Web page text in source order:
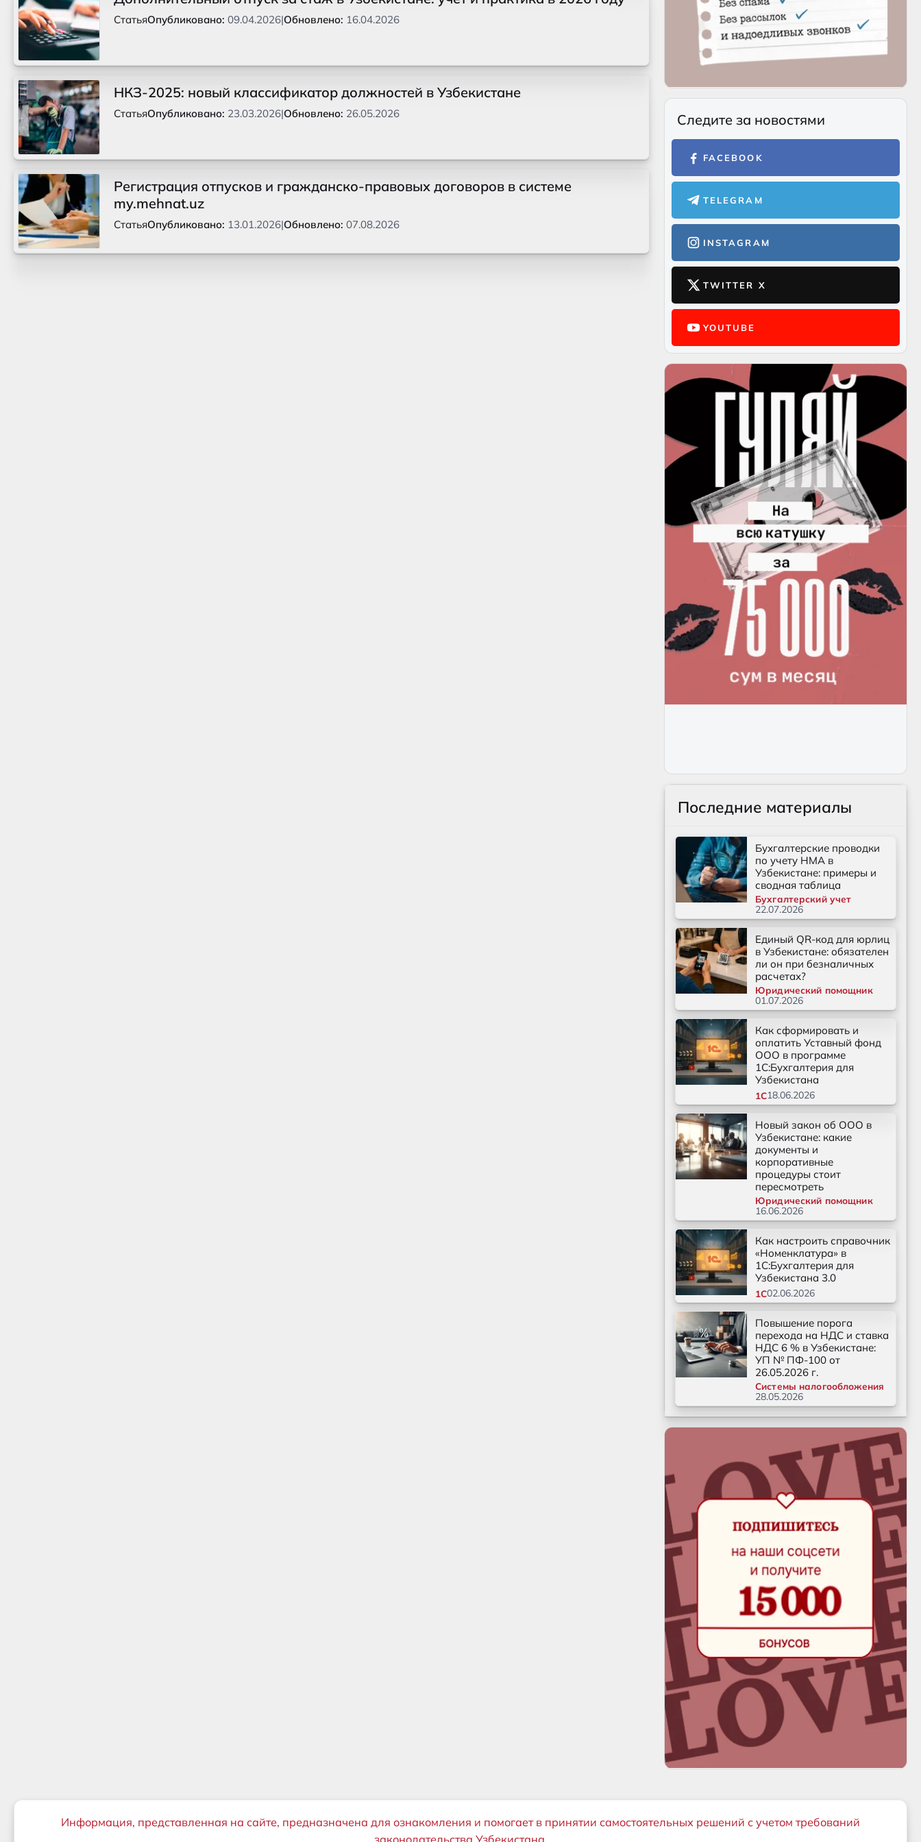
СтатьяОпубликовано: 09.04.2026|Обновлено: 16.04.2026
НКЗ-2025: новый классификатор должностей в Узбекистане
СтатьяОпубликовано: 23.03.2026|Обновлено: 26.05.2026
Регистрация отпусков и гражданско-правовых договоров в системе
my.mehnat.uz
СтатьяОпубликовано: 13.01.2026|Обновлено: 07.08.2026
Следите за новостями
FACEBOOK
TELEGRAM
INSTAGRAM
TWITTER X
YOUTUBE
Последние материалы
Бухгалтерские проводки
по учету НМА в
Узбекистане: примеры и
сводная таблица
Бухгалтерский учет
22.07.2026
Единый QR-код для юрлиц
в Узбекистане: обязателен
ли он при безналичных
расчетах?
Юридический помощник
01.07.2026
Как сформировать и
оплатить Уставный фонд
ООО в программе
1С:Бухгалтерия для
Узбекистана
1С18.06.2026
Новый закон об ООО в
Узбекистане: какие
документы и
корпоративные
процедуры стоит
пересмотреть
Юридический помощник
16.06.2026
Как настроить справочник
«Номенклатура» в
1С:Бухгалтерия для
Узбекистана 3.0
1С02.06.2026
Повышение порога
перехода на НДС и ставка
НДС 6 % в Узбекистане:
УП № ПФ-100 от
26.05.2026 г.
Системы налогообложения
28.05.2026
Важная информация
Информация, представленная на сайте, предназначена для ознакомления и помогает в принятии самостоятельных решений с учетом требований
законодательства Узбекистана.